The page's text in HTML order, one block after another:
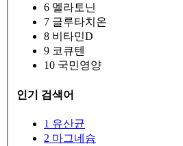
6 멜라토닌
7 글루타치온
8 비타민D
9 코큐텐
10 국민영양
인기 검색어
1 유산균
2 마그네슘